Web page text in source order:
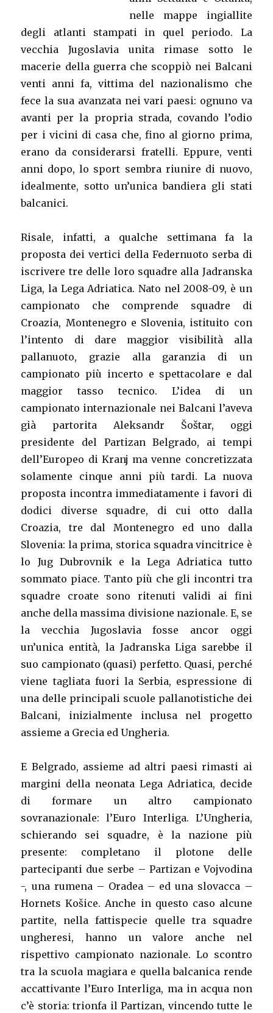
nelle mappe ingiallite
degli atlanti stampati in quel periodo. La
vecchia Jugoslavia unita rimase sotto le
macerie della guerra che scoppiò nei Balcani
venti anni fa, vittima del nazionalismo che
fece la sua avanzata nei vari paesi: ognuno va
avanti per la propria strada, covando l’odio
per i vicini di casa che, fino al giorno prima,
erano da considerarsi fratelli. Eppure, venti
anni dopo, lo sport sembra riunire di nuovo,
idealmente, sotto un’unica bandiera gli stati
balcanici.
Risale, infatti, a qualche settimana fa la
proposta dei vertici della Federnuoto serba di
iscrivere tre delle loro squadre alla Jadranska
Liga, la Lega Adriatica. Nato nel 2008-09, è un
campionato che comprende squadre di
Croazia, Montenegro e Slovenia, istituito con
l’intento di dare maggior visibilità alla
pallanuoto, grazie alla garanzia di un
campionato più incerto e spettacolare e dal
maggior tasso tecnico. L’idea di un
campionato internazionale nei Balcani l’aveva
già partorita Aleksandr Šoštar, oggi
presidente del Partizan Belgrado, ai tempi
dell’Europeo di Kranj ma venne concretizzata
solamente cinque anni più tardi. La nuova
proposta incontra immediatamente i favori di
dodici diverse squadre, di cui otto dalla
Croazia, tre dal Montenegro ed uno dalla
Slovenia: la prima, storica squadra vincitrice è
lo Jug Dubrovnik e la Lega Adriatica tutto
sommato piace. Tanto più che gli incontri tra
squadre croate sono ritenuti validi ai fini
anche della massima divisione nazionale. E, se
la vecchia Jugoslavia fosse ancor oggi
un’unica entità, la Jadranska Liga sarebbe il
suo campionato (quasi) perfetto. Quasi, perché
viene tagliata fuori la Serbia, espressione di
una delle principali scuole pallanotistiche dei
Balcani, inizialmente inclusa nel progetto
assieme a Grecia ed Ungheria.
E Belgrado, assieme ad altri paesi rimasti ai
margini della neonata Lega Adriatica, decide
di formare un altro campionato
sovranazionale: l’Euro Interliga. L’Ungheria,
schierando sei squadre, è la nazione più
presente: completano il plotone delle
partecipanti due serbe – Partizan e Vojvodina
-, una rumena – Oradea – ed una slovacca –
Hornets Košice. Anche in questo caso alcune
partite, nella fattispecie quelle tra squadre
ungheresi, hanno un valore anche nel
rispettivo campionato nazionale. Lo scontro
tra la scuola magiara e quella balcanica rende
accattivante l’Euro Interliga, ma in acqua non
c’è storia: trionfa il Partizan, vincendo tutte le